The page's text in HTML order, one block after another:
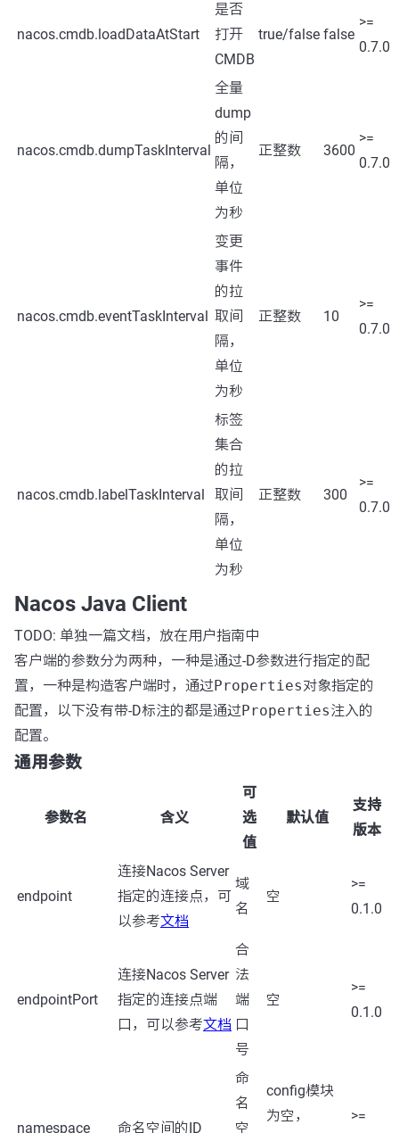
nacos.cmdb.loadDataAtStart
是否
打开
CMDB
true/false false
>=
0.7.0
nacos.cmdb.dumpTaskInterval
全量
dump
的间
隔，
单位
为秒
正整数 3600
>=
0.7.0
nacos.cmdb.eventTaskInterval
变更
事件
的拉
取间
隔，
单位
为秒
正整数 10
>=
0.7.0
nacos.cmdb.labelTaskInterval
标签
集合
的拉
取间
隔，
单位
为秒
正整数 300
>=
0.7.0
Nacos Java Client
TODO: 单独一篇文档，放在用户指南中
客户端的参数分为两种，一种是通过-D参数进行指定的配
置，一种是构造客户端时，通过Properties对象指定的
配置，以下没有带-D标注的都是通过Properties注入的
配置。
通用参数
参数名 含义
可
选
值
默认值
支持
版本
endpoint
连接Nacos Server
指定的连接点，可
以参考文档
域
名
空
>=
0.1.0
endpointPort
连接Nacos Server
指定的连接点端
口，可以参考文档
合
法
端
口
号
空
>=
0.1.0
namespace 命名空间的ID
命
名
空
config模块
为空，
>=